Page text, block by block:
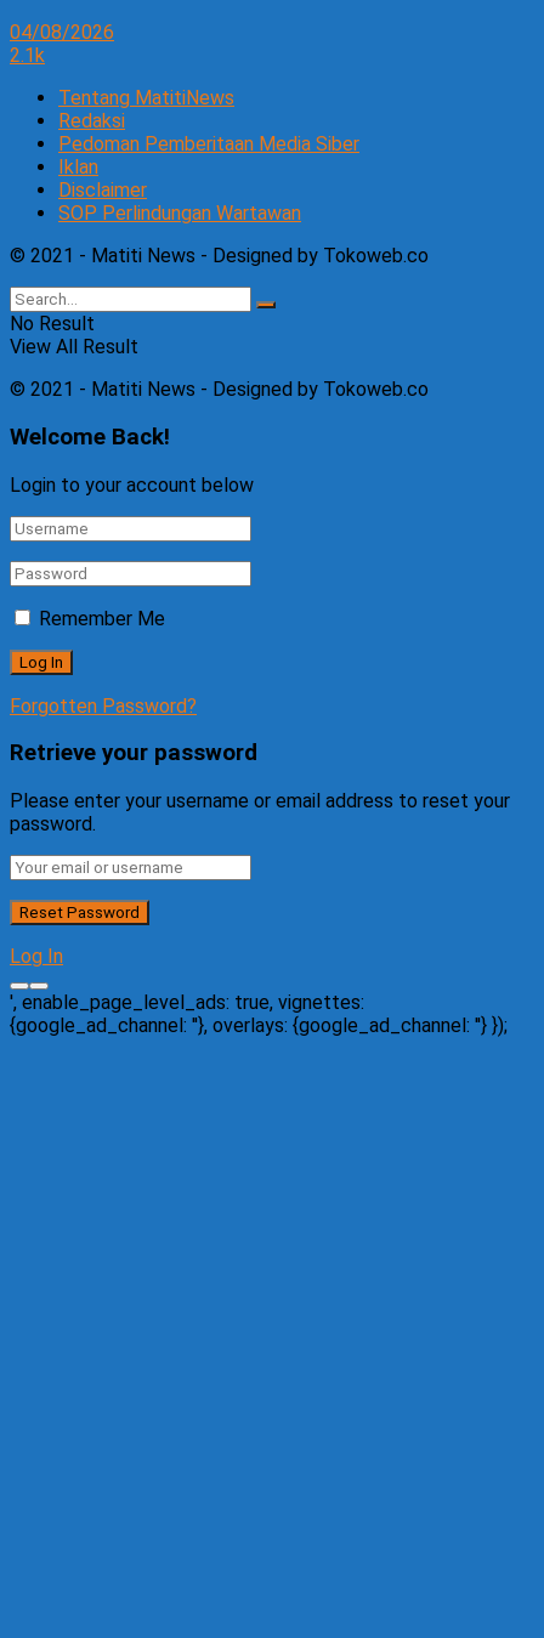
04/08/2026
2.1k
Tentang MatitiNews
Redaksi
Pedoman Pemberitaan Media Siber
Iklan
Disclaimer
SOP Perlindungan Wartawan
© 2021 - Matiti News - Designed by Tokoweb.co
No Result
View All Result
© 2021 - Matiti News - Designed by Tokoweb.co
Welcome Back!
Login to your account below
Remember Me
Forgotten Password?
Retrieve your password
Please enter your username or email address to reset your
password.
Log In
', enable_page_level_ads: true, vignettes:
{google_ad_channel: ''}, overlays: {google_ad_channel: ''} });